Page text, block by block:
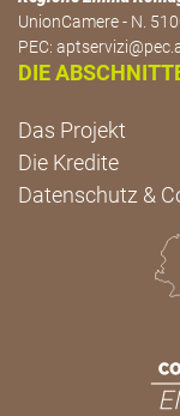
UnionCamere - N.
PEC:
DIE
Das Projekt
Die Kredite
Datenschutz &